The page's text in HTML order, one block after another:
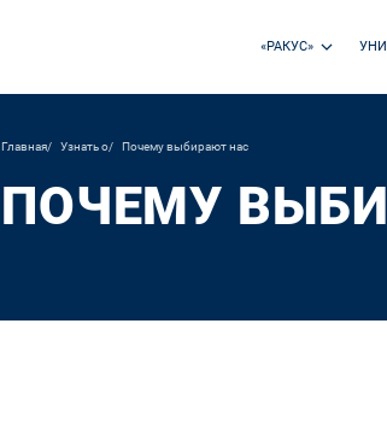
«РАКУС»
Главная Узнать о Почему выбирают нас
ПОЧЕМУ